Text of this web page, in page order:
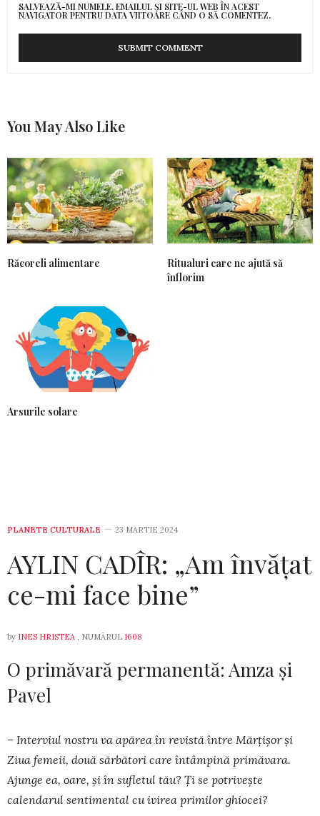
SALVEAZĂ-MI NUMELE, EMAILUL ȘI SITE-UL WEB ÎN ACEST
NAVIGATOR PENTRU DATA VIITOARE CÂND O SĂ COMENTEZ.
You May Also Like
Răcoreli alimentare
Ritualuri care ne ajută să
înflorim
Arsurile solare
PLANETE CULTURALE 23 MARTIE 2024
AYLIN CADÎR: „Am învățat
ce-mi face bine”
by INES HRISTEA , NUMĂRUL 1608
O primăvară permanentă: Amza și
Pavel
– Interviul nostru va apărea în revistă între Mărțișor și
Ziua femeii, două sărbători care în­tâm­pină primăvara.
Ajunge ea, oare, și în su­fletul tău? Ți se potrivește
calendarul sentimental cu ivi­rea primilor ghiocei?